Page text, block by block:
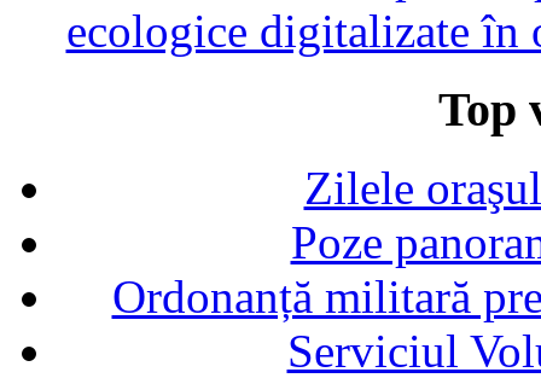
ecologice digitalizate în
Top
Zilele
Poze
Ordonanță militară
Serviciul